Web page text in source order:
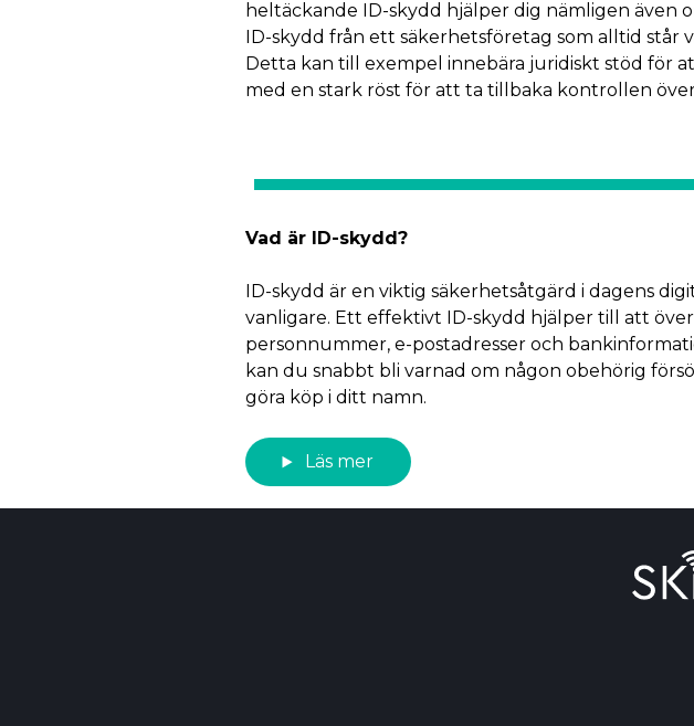
heltäckande ID-skydd hjälper dig nämligen även
ID-skydd från ett säkerhetsföretag som alltid står
Detta kan till exempel innebära juridiskt stöd för
med en stark röst för att ta tillbaka kontrollen
Vad är ID-skydd?
ID-skydd är en viktig säkerhetsåtgärd i dagens
vanligare. Ett effektivt ID-skydd hjälper till att
personnummer, e-postadresser och
kan du snabbt bli varnad om någon obehörig
göra köp i ditt namn.
Läs mer